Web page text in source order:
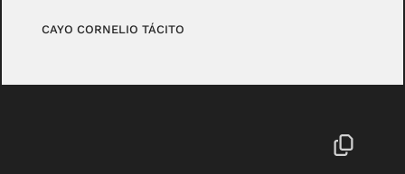
CAYO CORNELIO TÁCITO